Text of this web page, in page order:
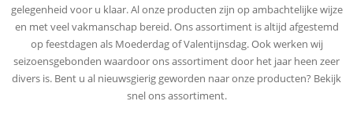
gelegenheid voor u klaar. Al onze producten zijn op ambachtelijke wijze
en met veel vakmanschap bereid. Ons assortiment is altijd afgestemd
op feestdagen als Moederdag of Valentijnsdag. Ook werken wij
seizoensgebonden waardoor ons assortiment door het jaar heen zeer
divers is. Bent u al nieuwsgierig geworden naar onze producten? Bekijk
snel ons assortiment.